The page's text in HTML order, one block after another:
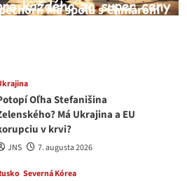
Má spolu s Chmarom
Oľha Stefanišina
Má Ukrajina a EU
v krvi?
JNS 7. augusta 2026
Severná Kórea